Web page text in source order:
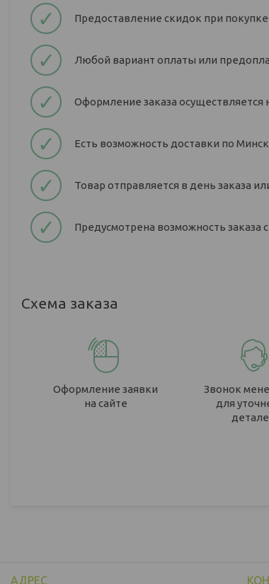
✓ Предоставление скидок при
✓ Любой вариант оплаты или
✓ Оформление заказа осуществляется
✓ Есть возможность доставки по
✓ Товар отправляется в день заказа
✓ Предусмотрена возможность заказа
Схема заказа
Оформление заявки
на сайте
Звонок
для